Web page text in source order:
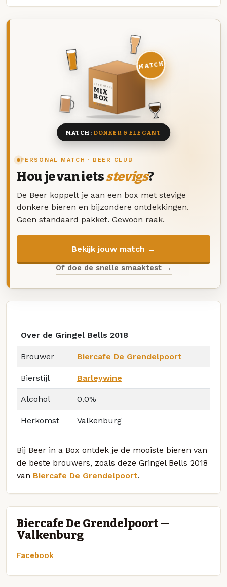
PERSONAL MATCH · BEER CLUB
Hou je van ietsstevigs?
De Beer koppelt je aan een box met stevige
donkere bieren en bijzondere ontdekkingen.
Geen standaard pakket. Gewoon raak.
Bekijk jouw match →
Of doe de snelle smaaktest →
DEZE MAAND
MIX
BOX
8 BIEREN
MATCH
MATCH: DONKER & ELEGANT
Over de Gringel Bells 2018
Brouwer Biercafe De Grendelpoort
Bierstijl Barleywine
Alcohol 0.0%
Herkomst Valkenburg
Bij Beer in a Box ontdek je de mooiste bieren van
de beste brouwers, zoals deze Gringel Bells 2018
van Biercafe De Grendelpoort.
Biercafe De Grendelpoort —
Valkenburg
Facebook